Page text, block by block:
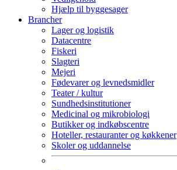
Hjælp til byggesager
Brancher
Lager og logistik
Datacentre
Fiskeri
Slagteri
Mejeri
Fødevarer og levnedsmidler
Teater / kultur
Sundhedsinstitutioner
Medicinal og mikrobiologi
Butikker og indkøbscentre
Hoteller, restauranter og køkkener
Skoler og uddannelse